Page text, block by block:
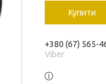
Купити
+380 (67) 565-
Viber